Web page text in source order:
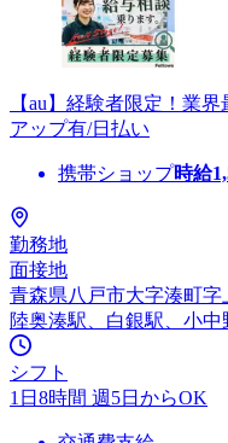
【au】経験者限定！業
アップ有/日払い
携帯ショップ時給
勤務地
面接地
青森県八戸市大字湊町字
陸奥湊駅、白銀駅、小中
シフト
1日8時間 週5日からOK